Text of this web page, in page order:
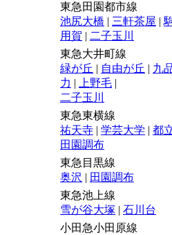
東急田園都市線
池尻大橋 | 三軒茶屋 |
用賀 | 二子玉川
東急大井町線
緑が丘 | 自由が丘 | 九
力 | 上野毛 |
二子玉川
東急東横線
祐天寺 | 学芸大学 | 都
田園調布
東急目黒線
奥沢 | 田園調布
東急池上線
雪が谷大塚 | 石川台
小田急小田原線